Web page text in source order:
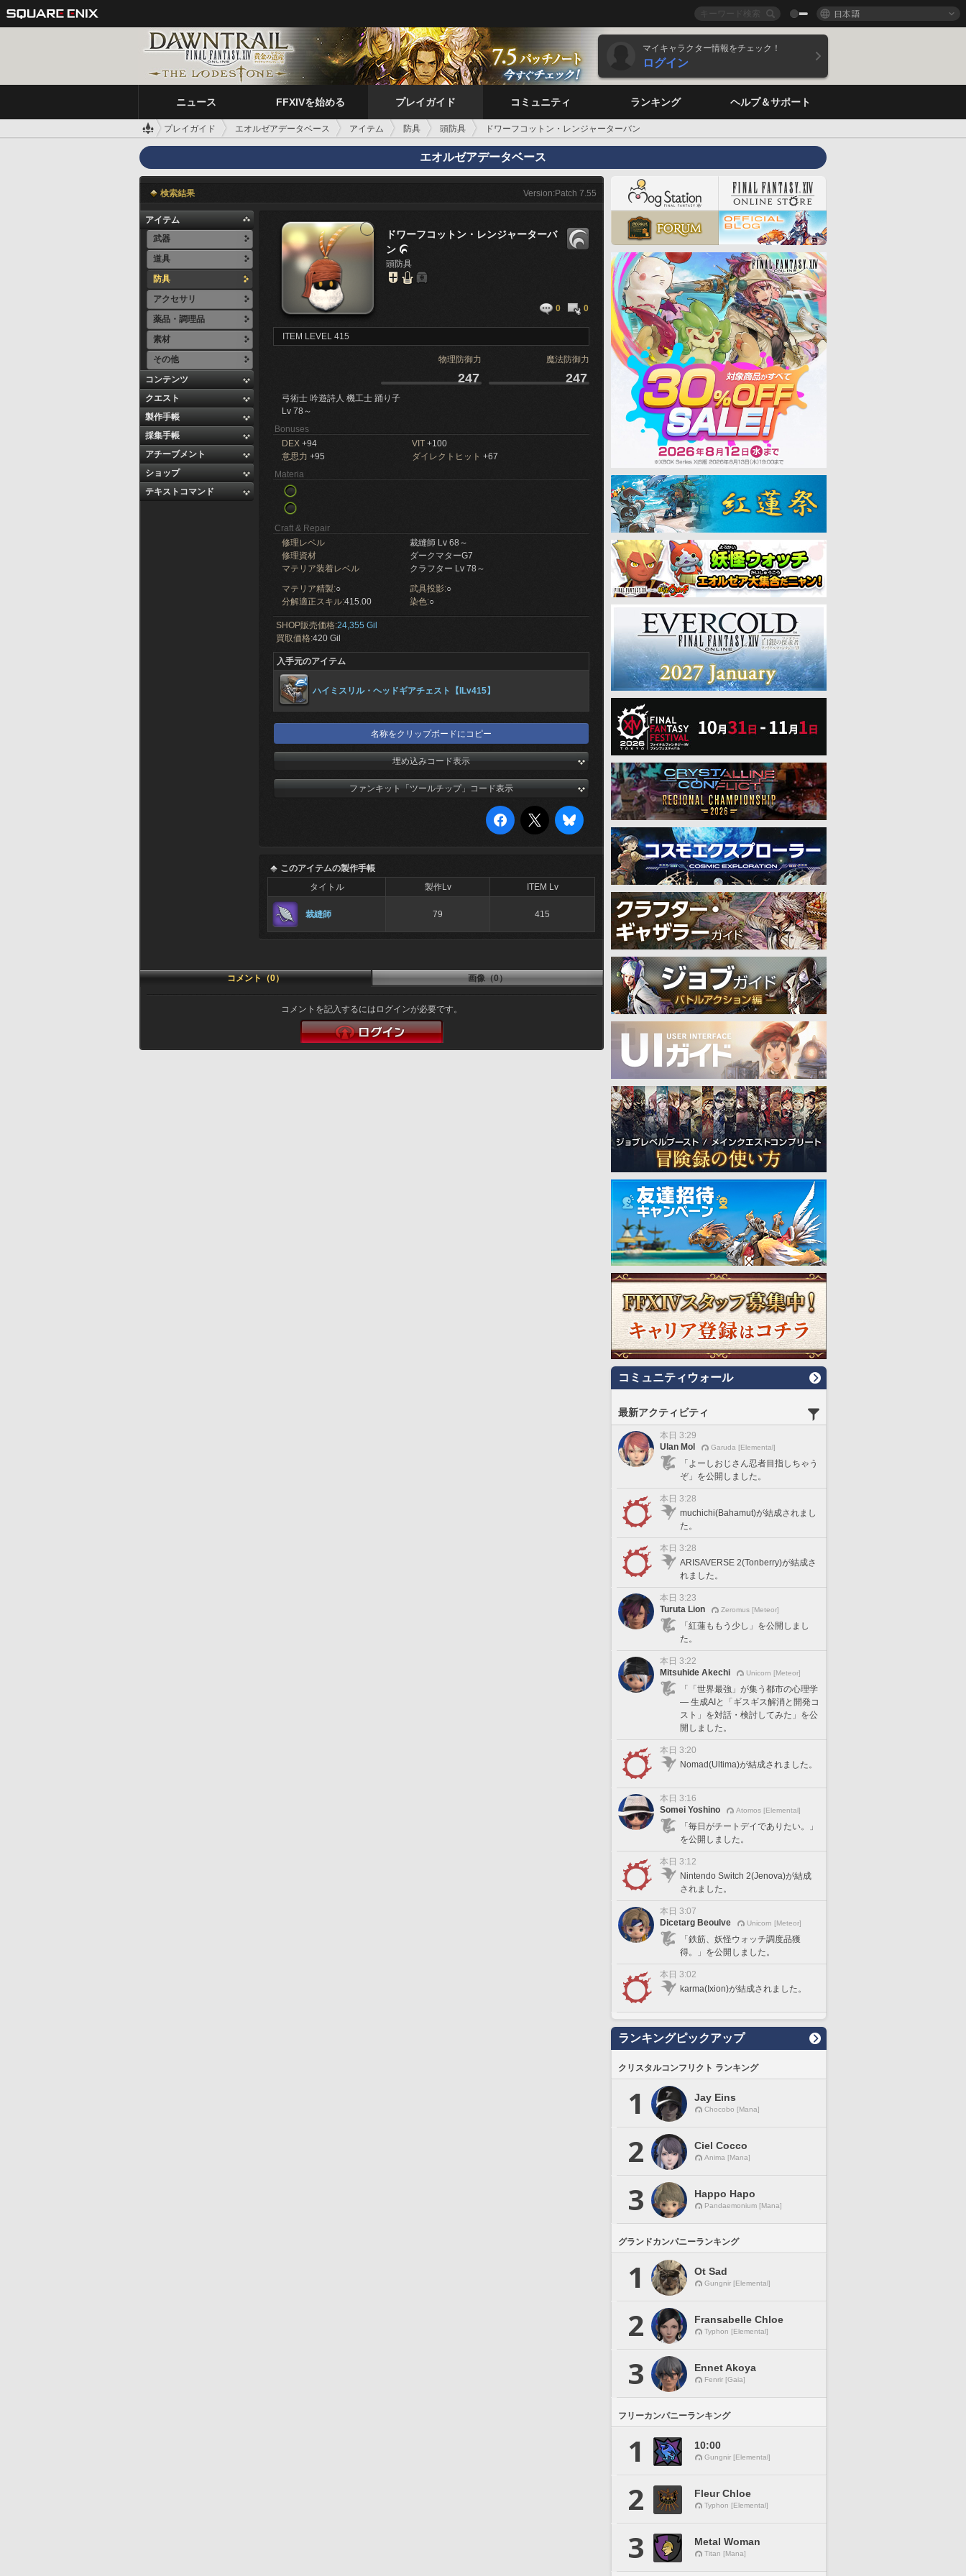
日本語
マイキャラクター情報をチェック！
ログイン
ニュース FFXIVを始める プレイガイド コミュニティ ランキング ヘルプ＆サポート
プレイガイド エオルゼアデータベース アイテム 防具 頭防具 ドワーフコットン・レンジャーターバン
エオルゼアデータベース
検索結果 Version:Patch 7.55
アイテム
武器
道具
防具
アクセサリ
薬品・調理品
素材
その他
コンテンツ
クエスト
製作手帳
採集手帳
アチーブメント
ショップ
テキストコマンド
ドワーフコットン・レンジャーターバ
ン 
頭防具
0 0
ITEM LEVEL 415
物理防御力 魔法防御力
247 247
弓術士 吟遊詩人 機工士 踊り子
Lv 78～
Bonuses
DEX +94 VIT +100
意思力 +95 ダイレクトヒット +67
Materia
Craft & Repair
修理レベル
裁縫師 Lv 68～
修理資材
ダークマターG7
マテリア装着レベル
クラフター Lv 78～
マテリア精製:○ 武具投影:○
分解適正スキル:415.00 染色:○
SHOP販売価格:24,355 Gil
買取価格:420 Gil
入手元のアイテム
ハイミスリル・ヘッドギアチェスト【ILv415】
名称をクリップボードにコピー
埋め込みコード表示
ファンキット「ツールチップ」コード表示
このアイテムの製作手帳
タイトル
製作Lv ITEM Lv
裁縫師 79 415
コメント（0） 画像（0）
コメントを記入するにはログインが必要です。
コミュニティウォール
最新アクティビティ
本日 3:29
Ulan Mol
Garuda [Elemental]
「よーしおじさん忍者目指しちゃう
ぞ」を公開しました。
本日 3:28
muchichi(Bahamut)が結成されまし
た。
本日 3:28
ARISAVERSE 2(Tonberry)が結成さ
れました。
本日 3:23
Turuta Lion
Zeromus [Meteor]
「紅蓮ももう少し」を公開しまし
た。
本日 3:22
Mitsuhide Akechi
Unicorn [Meteor]
「「世界最強」が集う都市の心理学
— 生成AIと「ギスギス解消と開発コ
スト」を対話・検討してみた」を公
開しました。
本日 3:20
Nomad(Ultima)が結成されました。
本日 3:16
Somei Yoshino
Atomos [Elemental]
「毎日がチートデイでありたい。」
を公開しました。
本日 3:12
Nintendo Switch 2(Jenova)が結成
されました。
本日 3:07
Dicetarg Beoulve
Unicorn [Meteor]
「鉄筋、妖怪ウォッチ調度品獲
得。」を公開しました。
本日 3:02
karma(Ixion)が結成されました。
ランキングピックアップ
クリスタルコンフリクト ランキング
1 Jay Eins
Chocobo [Mana]
2 Ciel Cocco
Anima [Mana]
3 Happo Hapo
Pandaemonium [Mana]
グランドカンパニーランキング
1 Ot Sad
Gungnir [Elemental]
2 Fransabelle Chloe
Typhon [Elemental]
3 Ennet Akoya
Fenrir [Gaia]
フリーカンパニーランキング
1 10:00
Gungnir [Elemental]
2 Fleur Chloe
Typhon [Elemental]
3 Metal Woman
Titan [Mana]